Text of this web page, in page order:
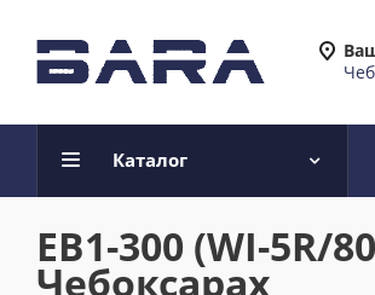
Каталог
ЕВ1-300 (WI-5R/
Чебоксарах